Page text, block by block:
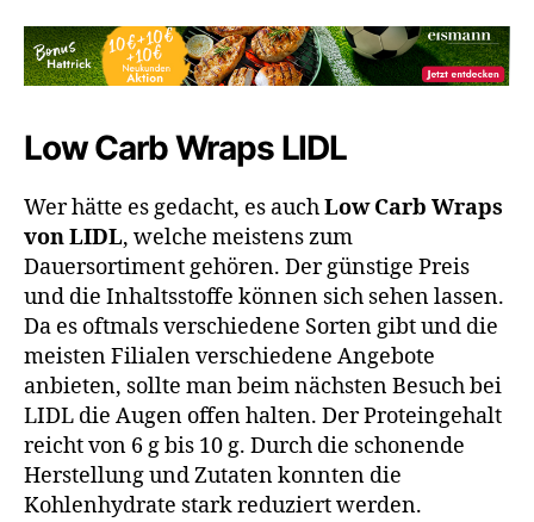
Low Carb Wraps LIDL
Wer hätte es gedacht, es auchLow Carb Wraps
von LIDL, welche meistens zum
Dauersortiment gehören. Der günstige Preis
und die Inhaltsstoffe können sich sehen lassen.
Da es oftmals verschiedene Sorten gibt und die
meisten Filialen verschiedene Angebote
anbieten, sollte man beim nächsten Besuch bei
LIDL die Augen offen halten. Der Proteingehalt
reicht von 6 g bis 10 g. Durch die schonende
Herstellung und Zutaten konnten die
Kohlenhydrate stark reduziert werden.